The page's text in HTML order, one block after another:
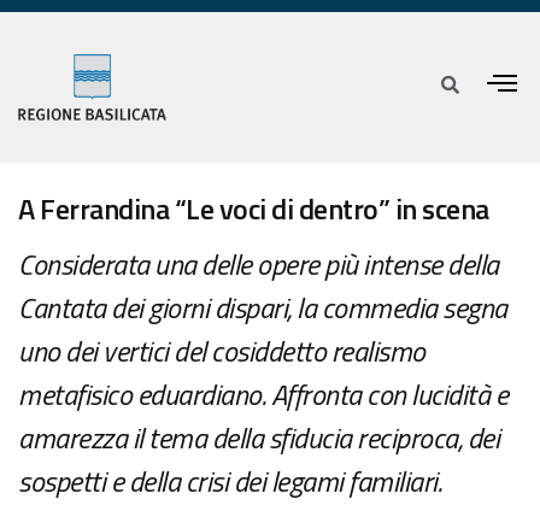
A Ferrandina “Le voci di dentro” in scena
Considerata una delle opere più intense della
Cantata dei giorni dispari, la commedia segna
uno dei vertici del cosiddetto realismo
metafisico eduardiano. Affronta con lucidità e
amarezza il tema della sfiducia reciproca, dei
sospetti e della crisi dei legami familiari.